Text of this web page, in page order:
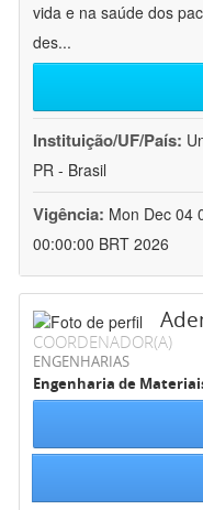
vida e na saúde dos
des...
Instituição/UF/País:
PR - Brasil
Vigência: Mon Dec 04
00:00:00 BRT 2026
COORDENADOR(A)
ENGENHARIAS
Engenharia de